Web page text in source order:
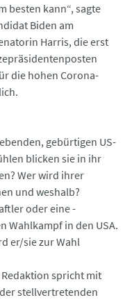
besten kann“, sagte
Biden am
Harris, die erst
die hohen Corona-
gebürtigen US-
blicken sie in ihr
Wer wird ihrer
und weshalb?
oder eine -
Wahlkampf in den USA.
er/sie zur Wahl
Redaktion spricht mit
stellvertretenden